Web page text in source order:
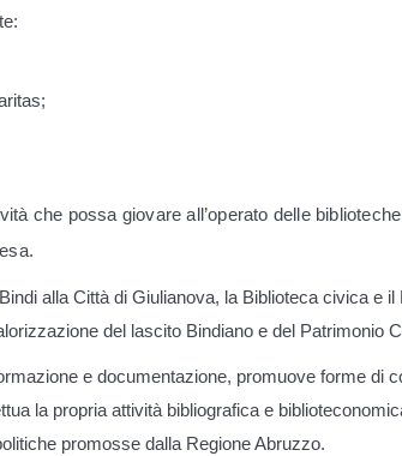
che possa giovare all’operato delle
alla Città di Giulianova, la Biblioteca civica e
del lascito Bindiano e del Patrimonio
e documentazione, promuove forme di
la propria attività bibliografica e
promosse dalla Regione Abruzzo.